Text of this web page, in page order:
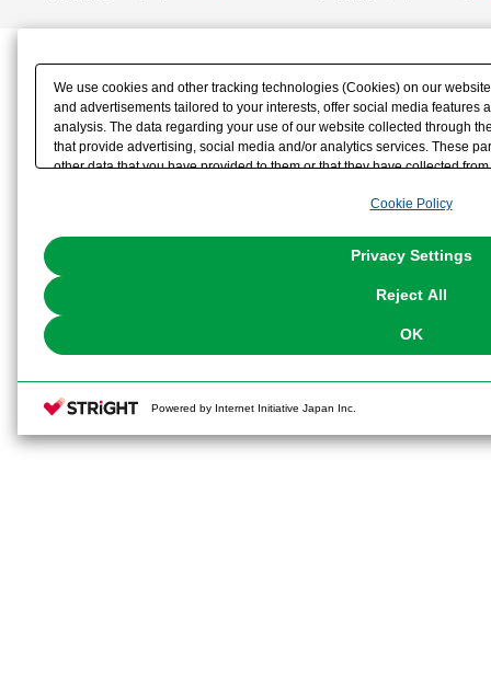
We use cookies and other tracking technologies (Cookies) on our
and advertisements tailored to your interests, offer social media features
analysis. The data regarding your use of our website collected through
that provide advertising, social media and/or analytics services. These
other data that you have provided to them or that they have collected
the use of all Cookies except for Strictly Necessary Cookies, please
You can change your consent or rejection settings at any time via
Cookie Policy
Privacy Settings
Reject All
OK
Powered by Internet Initiative Japan Inc.